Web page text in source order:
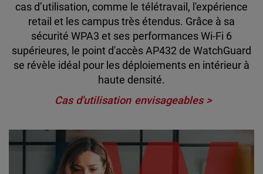
cas d’utilisation, comme le télétravail, l'expérience
retail et les campus très étendus. Grâce à sa
sécurité WPA3 et ses performances Wi-Fi 6
supérieures, le point d'accès AP432 de WatchGuard
se révèle idéal pour les déploiements en intérieur à
haute densité.
Cas d'utilisation envisageables